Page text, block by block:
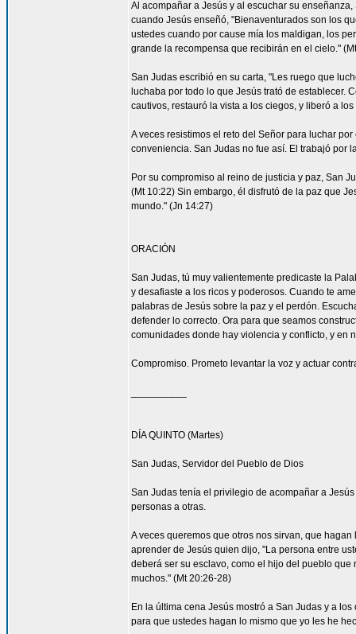
Al acompañar a Jesús y al escuchar su
cuando Jesús enseñó, "Bienaventurados son los
ustedes cuando por cause mía los maldigan, los
grande la recompensa que recibirán en el cielo."
San Judas escribió en su carta, "Les ruego que
luchaba por todo lo que Jesús trató de establecer.
cautivos, restauró la vista a los ciegos, y liberó a
A veces resistimos el reto del Señor para luchar
conveniencia. San Judas no fue así. El trabajó por
Por su compromiso al reino de justicia y paz, San
(Mt 10:22) Sin embargo, él disfrutó de la paz que
mundo." (Jn 14:27)
ORACIÓN
San Judas, tú muy valientemente predicaste la
y desafiaste a los ricos y poderosos. Cuando te
palabras de Jesús sobre la paz y el perdón.
defender lo correcto. Ora para que seamos
comunidades donde hay violencia y conflicto, y en
Compromiso. Prometo levantar la voz y actuar
DÍA QUINTO (Martes)
San Judas, Servidor del Pueblo de Dios
San Judas tenía el privilegio de acompañar a
personas a otras.
A veces queremos que otros nos sirvan, que
aprender de Jesús quien dijo, "La persona entre
deberá ser su esclavo, como el hijo del pueblo
muchos." (Mt 20:26-28)
En la última cena Jesús mostró a San Judas y a
para que ustedes hagan lo mismo que yo les he